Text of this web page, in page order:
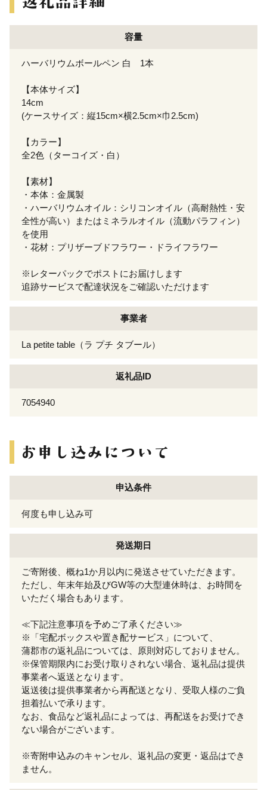
容量
ハーバリウムボールペン 白 1本
【本体サイズ】
14cm
(ケースサイズ：縦15cm×横2.5cm×巾2.5cm)
【カラー】
全2色（ターコイズ・白）
【素材】
・本体：金属製
・ハーバリウムオイル：シリコンオイル（高耐熱性・安
全性が高い）またはミネラルオイル（流動パラフィン）
を使用
・花材：プリザーブドフラワー・ドライフラワー
※レターパックでポストにお届けします
追跡サービスで配達状況をご確認いただけます
事業者
La petite table（ラ プチ タブール）
返礼品ID
7054940
申込条件
何度も申し込み可
発送期日
ご寄附後、概ね1か月以内に発送させていただきます。
ただし、年末年始及びGW等の大型連休時は、お時間を
いただく場合もあります。
≪下記注意事項を予めご了承ください≫
※「宅配ボックスや置き配サービス」について、
蒲郡市の返礼品については、原則対応しておりません。
※保管期限内にお受け取りされない場合、返礼品は提供
事業者へ返送となります。
返送後は提供事業者から再配送となり、受取人様のご負
担着払いで承ります。
なお、食品など返礼品によっては、再配送をお受けでき
ない場合がございます。
※寄附申込みのキャンセル、返礼品の変更・返品はでき
ません。